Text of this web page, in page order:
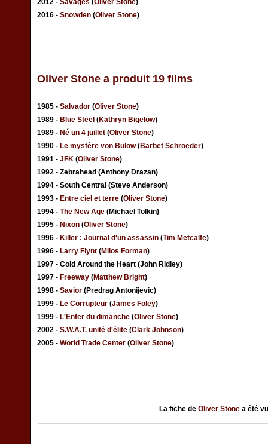
2016 - Snowden (Oliver Stone)
Oliver Stone a produit 19 films
1985 - Salvador (Oliver Stone)
1989 - Blue Steel (Kathryn Bigelow)
1989 - Né un 4 juillet (Oliver Stone)
1990 - Le mystère von Bulow(Barbet Schroeder)
1991 - JFK (Oliver Stone)
1992 - Zebrahead (Anthony Drazan)
1994 - South Central (Steve Anderson)
1993 - Entre ciel et terre (Oliver Stone)
1994 - The New Age (Michael Tolkin)
1995 - Nixon (Oliver Stone)
1996 - Killer : Journal d'un assassin (Tim Metcalfe)
1996 - Larry Flynt (Milos Forman)
1997 - Cold Around the Heart (John Ridley)
1997 - Freeway (Matthew Bright)
1998 - Savior (Predrag Antonijevic)
1999 - Le Corrupteur (James Foley)
1999 - L'Enfer du dimanche (Oliver Stone)
2002 - S.W.A.T. unité d'élite (Clark Johnson)
2005 - World Trade Center (Oliver Stone)
La fiche deOliver Stone a été